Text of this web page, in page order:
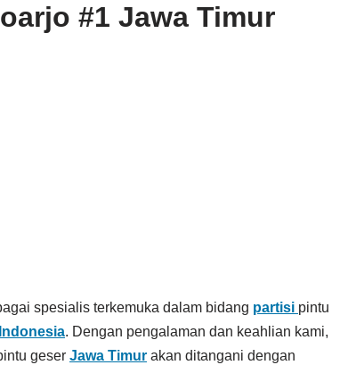
#1 Jawa Timur
spesialis terkemuka dalam bidang partisi pintu
Indonesia. Dengan pengalaman dan keahlian kami,
geser Jawa Timur akan ditangani dengan